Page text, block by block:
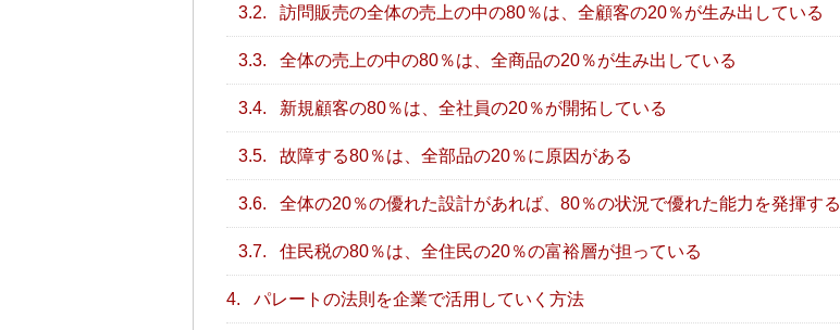
3.2. 訪問販売の全体の売上の中の80％は、全顧客の20％が生み出している
3.3. 全体の売上の中の80％は、全商品の20％が生み出している
3.4. 新規顧客の80％は、全社員の20％が開拓している
3.5. 故障する80％は、全部品の20％に原因がある
3.6. 全体の20％の優れた設計があれば、80％の状況で優れた能力を発揮する
3.7. 住民税の80％は、全住民の20％の富裕層が担っている
4. パレートの法則を企業で活用していく方法